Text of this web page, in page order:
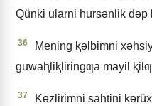
Qünki ularni hursǝnlik dǝp
36
Mening ⱪǝlbimni
guwaⱨliⱪliringƣa mayil
37
Kɵzlirimni sahtini